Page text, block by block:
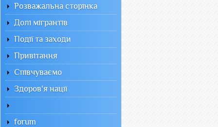
Розважальна сторінка
Долі мігрантів
Події та заходи
Привітання
Співчуваємо
Здоров'я нації
forum